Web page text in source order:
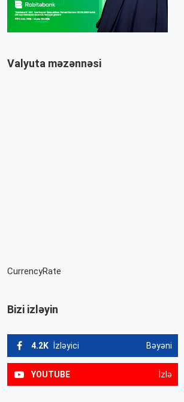
Valyuta məzənnəsi
CurrencyRate
Bizi izləyin
4.2K İzləyici Bəyəni
YOUTUBE İzlə